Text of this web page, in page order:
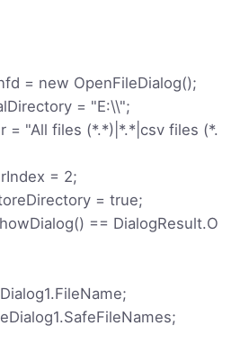
= new OpenFileDialog();
= "E:\\";
= "All files (*.*)|*.*|csv files (*.
= 2;
= true;
== DialogResult.O